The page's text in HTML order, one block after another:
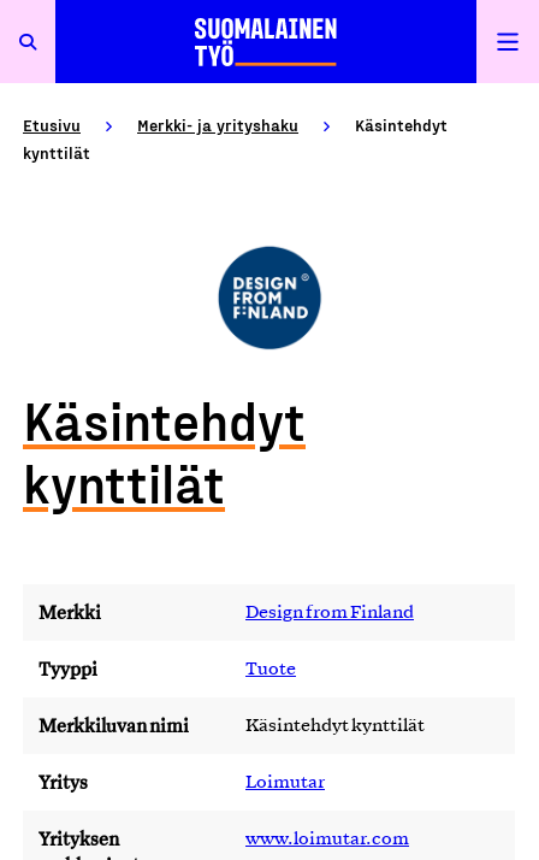
Etusivu Merkki- ja yrityshaku
Käsintehdyt
kynttilät
Käsintehdyt
kynttilät
Merkki Design from Finland
Tyyppi Tuote
Merkkiluvan nimi Käsintehdyt kynttilät
Yritys Loimutar
Yrityksen
www.loimutar.com